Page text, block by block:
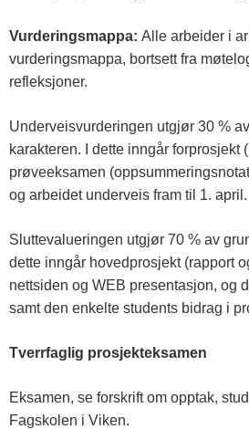
Vurderingsmappa: Alle arbeider i
vurderingsmappa, bortsett fra
refleksjoner.
Underveisvurderingen utgjør 30 %
karakteren. I dette inngår forprosjekt
prøveeksamen
og arbeidet underveis fram til 1. april.
Sluttevalueringen utgjør 70 % av
dette inngår hovedprosjekt (rapport
nettsiden og WEB presentasjon, og
samt den enkelte students bidrag i
Tverrfaglig prosjekteksamen
Eksamen, se forskrift om opptak,
Fagskolen i Viken.